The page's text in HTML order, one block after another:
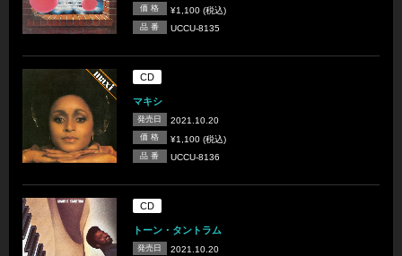
価 格 ¥1,100 (税込)
品 番 UCCU-8135
CD
マキシ
発売日 2021.10.20
価 格 ¥1,100 (税込)
品 番 UCCU-8136
CD
トーン・タントラム
発売日 2021.10.20